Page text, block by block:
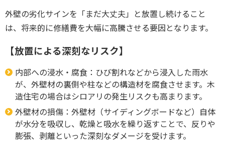
外壁の劣化サインを「まだ大丈夫」と放置し続けること
は、将来的に修繕費を大幅に高騰させる要因となります。
【放置による深刻なリスク】
内部への浸水・腐食：ひび割れなどから浸入した雨水
が、外壁材の裏側や柱などの構造材を腐食させます。木
造住宅の場合はシロアリの発生リスクも高まります。
外壁材の損傷：外壁材（サイディングボードなど）自体
が水分を吸収し、乾燥と吸水を繰り返すことで、反りや
膨張、剥離といった深刻なダメージを受けます。